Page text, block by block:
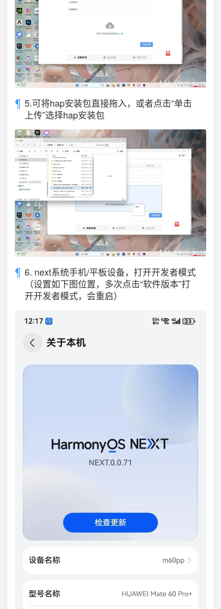
5.可将hap安装包直接拖入，或者点击“单击
上传”选择hap安装包
6. next系统手机/平板设备，打开开发者模式
（设置如下图位置，多次点击“软件版本”打
开开发者模式，会重启）